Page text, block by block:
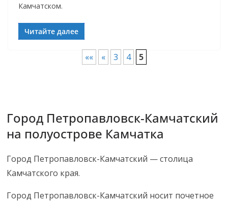
Камчатском.
Читайте далее
«« « 3 4 5
Город Петропавловск-Камчатский
на полуострове Камчатка
Город Петропавловск-Камчатский — столица
Камчатского края.
Город Петропавловск-Камчатский носит почетное